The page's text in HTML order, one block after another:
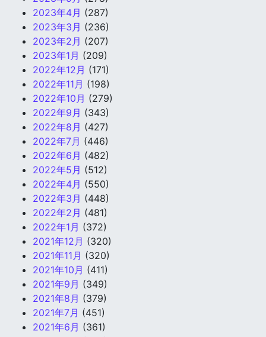
2023年4月 (287)
2023年3月 (236)
2023年2月 (207)
2023年1月 (209)
2022年12月 (171)
2022年11月 (198)
2022年10月 (279)
2022年9月 (343)
2022年8月 (427)
2022年7月 (446)
2022年6月 (482)
2022年5月 (512)
2022年4月 (550)
2022年3月 (448)
2022年2月 (481)
2022年1月 (372)
2021年12月 (320)
2021年11月 (320)
2021年10月 (411)
2021年9月 (349)
2021年8月 (379)
2021年7月 (451)
2021年6月 (361)